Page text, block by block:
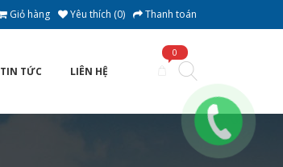
Giỏ hàng Yêu thích (0) Thanh toán
0
TIN TỨC LIÊN HỆ